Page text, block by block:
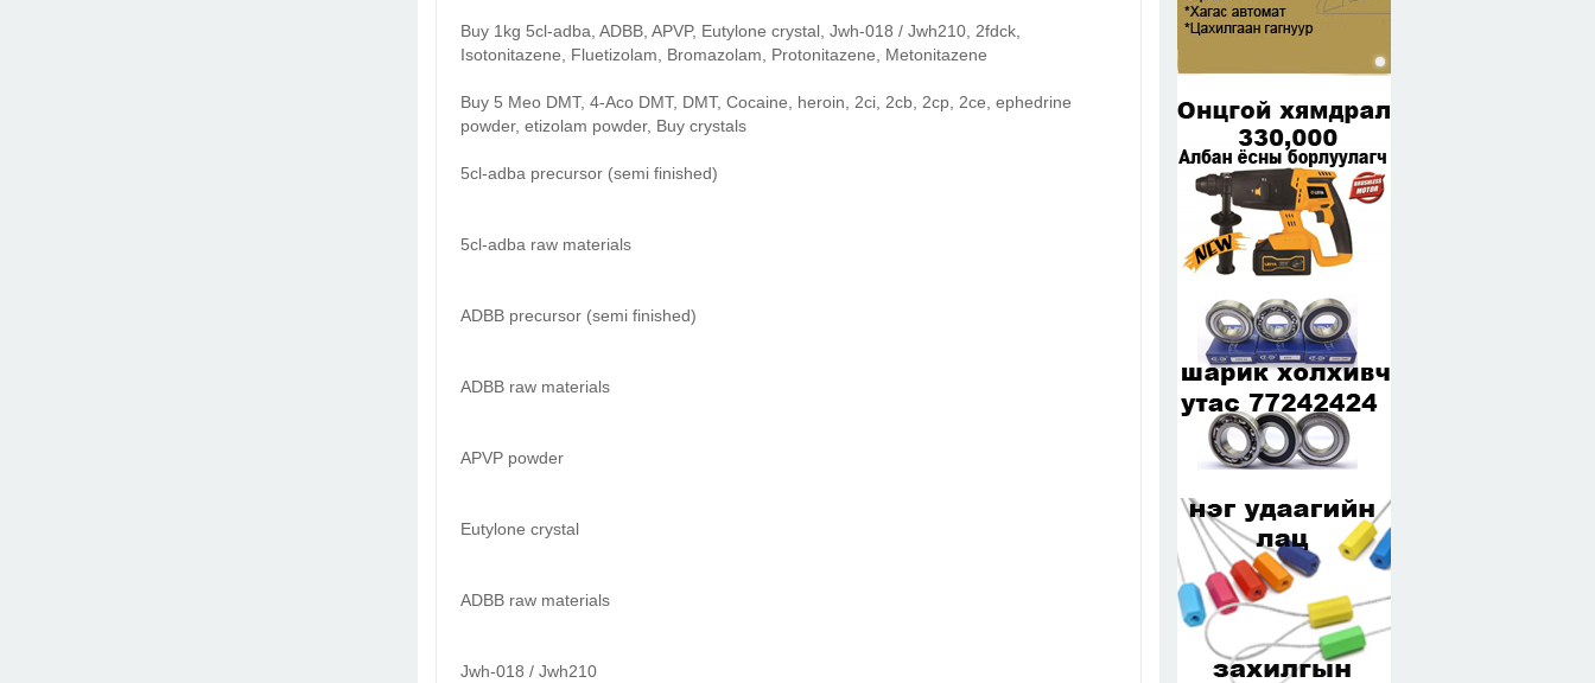
Buy 1kg 5cl-adba, ADBB, APVP, Eutylone crystal, Jwh-018 / Jwh210, 2fdck,
Isotonitazene, Fluetizolam, Bromazolam, Protonitazene, Metonitazene
Buy 5 Meo DMT, 4-Aco DMT, DMT, Cocaine, heroin, 2ci, 2cb, 2cp, 2ce, ephedrine
powder, etizolam powder, Buy crystals
5cl-adba precursor (semi finished)
5cl-adba raw materials
ADBB precursor (semi finished)
ADBB raw materials
APVP powder
Eutylone crystal
ADBB raw materials
Jwh-018 / Jwh210